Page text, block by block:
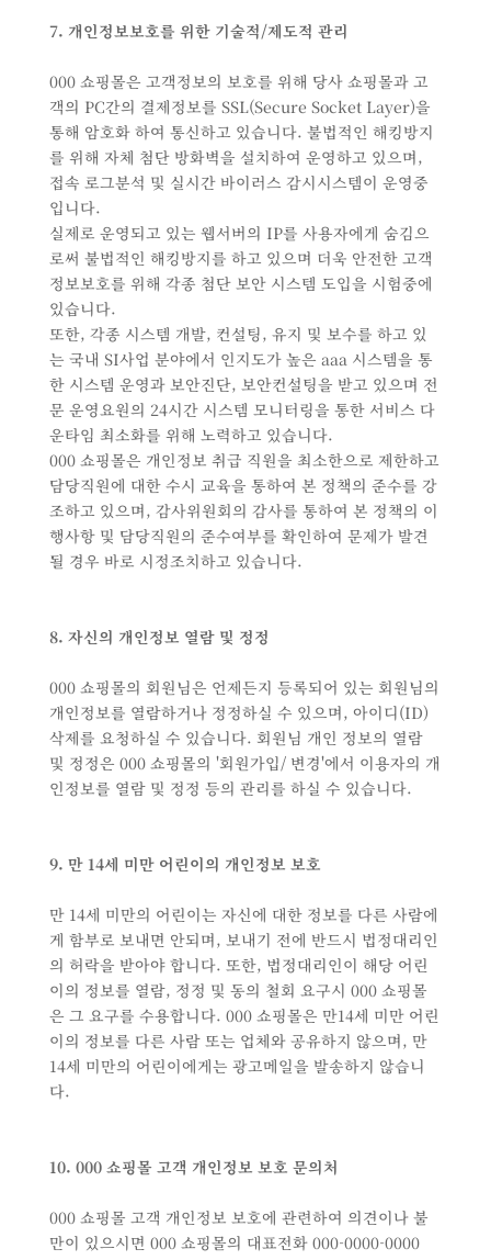
7. 개인정보보호를 위한 기술적/제도적 관리
000 쇼핑몰은 고객정보의 보호를 위해 당사 쇼핑몰과 고
객의 PC간의 결제정보를 SSL(Secure Socket Layer)을
통해 암호화 하여 통신하고 있습니다. 불법적인 해킹방지
를 위해 자체 첨단 방화벽을 설치하여 운영하고 있으며,
접속 로그분석 및 실시간 바이러스 감시시스템이 운영중
입니다.
실제로 운영되고 있는 웹서버의 IP를 사용자에게 숨김으
로써 불법적인 해킹방지를 하고 있으며 더욱 안전한 고객
정보보호를 위해 각종 첨단 보안 시스템 도입을 시험중에
있습니다.
또한, 각종 시스템 개발, 컨설팅, 유지 및 보수를 하고 있
는 국내 SI사업 분야에서 인지도가 높은 aaa 시스템을 통
한 시스템 운영과 보안진단, 보안컨설팅을 받고 있으며 전
문 운영요원의 24시간 시스템 모니터링을 통한 서비스 다
운타임 최소화를 위해 노력하고 있습니다.
000 쇼핑몰은 개인정보 취급 직원을 최소한으로 제한하고
담당직원에 대한 수시 교육을 통하여 본 정책의 준수를 강
조하고 있으며, 감사위원회의 감사를 통하여 본 정책의 이
행사항 및 담당직원의 준수여부를 확인하여 문제가 발견
될 경우 바로 시정조치하고 있습니다.
8. 자신의 개인정보 열람 및 정정
000 쇼핑몰의 회원님은 언제든지 등록되어 있는 회원님의
개인정보를 열람하거나 정정하실 수 있으며, 아이디(ID)
삭제를 요청하실 수 있습니다. 회원님 개인 정보의 열람
및 정정은 000 쇼핑몰의 '회원가입/ 변경'에서 이용자의 개
인정보를 열람 및 정정 등의 관리를 하실 수 있습니다.
9. 만 14세 미만 어린이의 개인정보 보호
만 14세 미만의 어린이는 자신에 대한 정보를 다른 사람에
게 함부로 보내면 안되며, 보내기 전에 반드시 법정대리인
의 허락을 받아야 합니다. 또한, 법정대리인이 해당 어린
이의 정보를 열람, 정정 및 동의 철회 요구시 000 쇼핑몰
은 그 요구를 수용합니다. 000 쇼핑몰은 만14세 미만 어린
이의 정보를 다른 사람 또는 업체와 공유하지 않으며, 만
14세 미만의 어린이에게는 광고메일을 발송하지 않습니
다.
10. 000 쇼핑몰 고객 개인정보 보호 문의처
000 쇼핑몰 고객 개인정보 보호에 관련하여 의견이나 불
만이 있으시면 000 쇼핑몰의 대표전화 000-0000-0000